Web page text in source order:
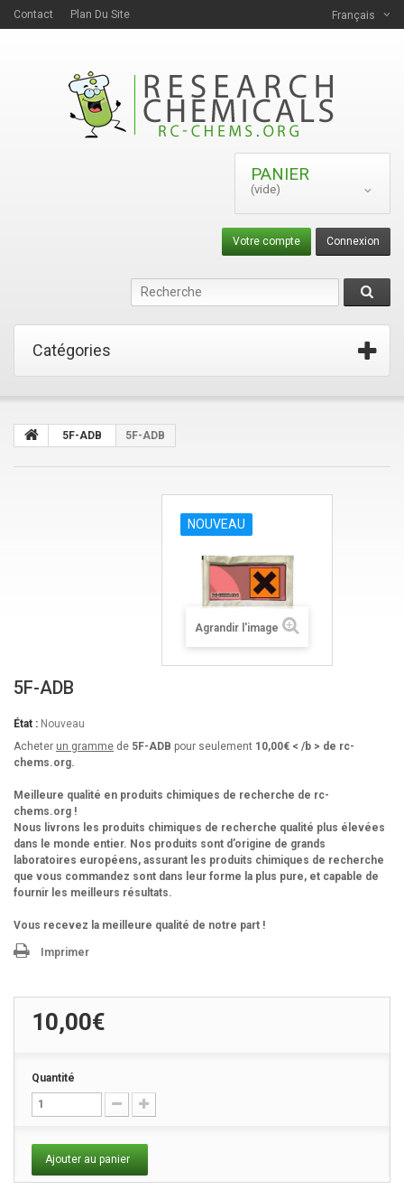
Français
Contact Plan Du Site
PANIER
(vide)
Connexion
Votre compte
Catégories
5F-ADB 5F-ADB
NOUVEAU
Agrandir l'image
5F-ADB
État : Nouveau
Acheter un gramme de 5F-ADB pour seulement 10,00€ < /b > de rc-
chems.org.
Meilleure qualité en produits chimiques de recherche de rc-
chems.org !
Nous livrons les produits chimiques de recherche qualité plus élevées
dans le monde entier. Nos produits sont d’origine de grands
laboratoires européens, assurant les produits chimiques de recherche
que vous commandez sont dans leur forme la plus pure, et capable de
fournir les meilleurs résultats.
Vous recevez la meilleure qualité de notre part !
Imprimer
10,00€
Quantité
Ajouter au panier